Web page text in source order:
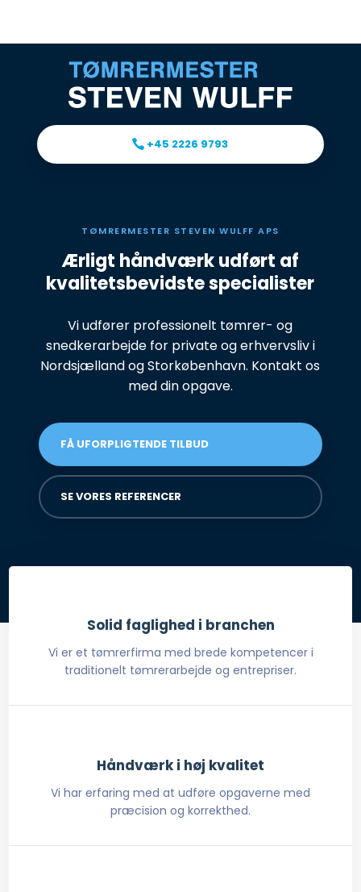
+45 2226 9793
TØMRERMESTER STEVEN WULFF APS
Ærligt håndværk udført af
kvalitetsbevidste specialister
Vi udfører professionelt tømrer- og
snedkerarbejde for private og erhvervsliv i
Nordsjælland og Storkøbenhavn. Kontakt os
med din opgave.
FÅ UFORPLIGTENDE TILBUD
SE VORES REFERENCER
Solid faglighed i branchen
Vi er et tømrerfirma med brede kompetencer i
traditionelt tømrerarbejde og entrepriser.
Håndværk i høj kvalitet
Vi har erfaring med at udføre opgaverne med
præcision og korrekthed.